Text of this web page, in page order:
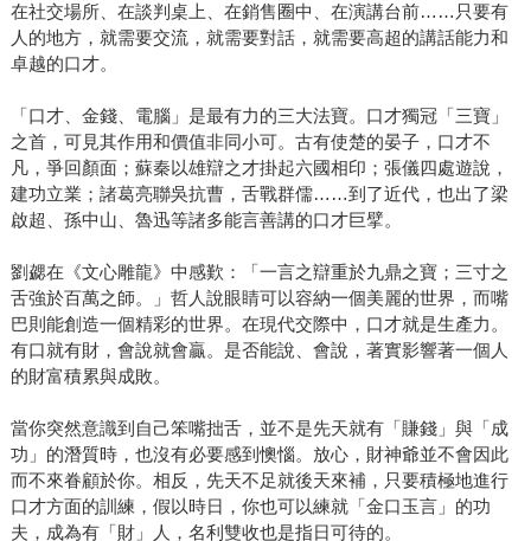
在社交場所、在談判桌上、在銷售圈中、在演講台前……只要有
人的地方，就需要交流，就需要對話，就需要高超的講話能力和
卓越的口才。
「口才、金錢、電腦」是最有力的三大法寶。口才獨冠「三寶」
之首，可見其作用和價值非同小可。古有使楚的晏子，口才不
凡，爭回顏面；蘇秦以雄辯之才掛起六國相印；張儀四處遊說，
建功立業；諸葛亮聯吳抗曹，舌戰群儒……到了近代，也出了梁
啟超、孫中山、魯迅等諸多能言善講的口才巨擘。
劉勰在《文心雕龍》中感歎：「一言之辯重於九鼎之寶；三寸之
舌強於百萬之師。」哲人說眼睛可以容納一個美麗的世界，而嘴
巴則能創造一個精彩的世界。在現代交際中，口才就是生產力。
有口就有財，會說就會贏。是否能說、會說，著實影響著一個人
的財富積累與成敗。
當你突然意識到自己笨嘴拙舌，並不是先天就有「賺錢」與「成
功」的潛質時，也沒有必要感到懊惱。放心，財神爺並不會因此
而不來眷顧於你。相反，先天不足就後天來補，只要積極地進行
口才方面的訓練，假以時日，你也可以練就「金口玉言」的功
夫，成為有「財」人，名利雙收也是指日可待的。